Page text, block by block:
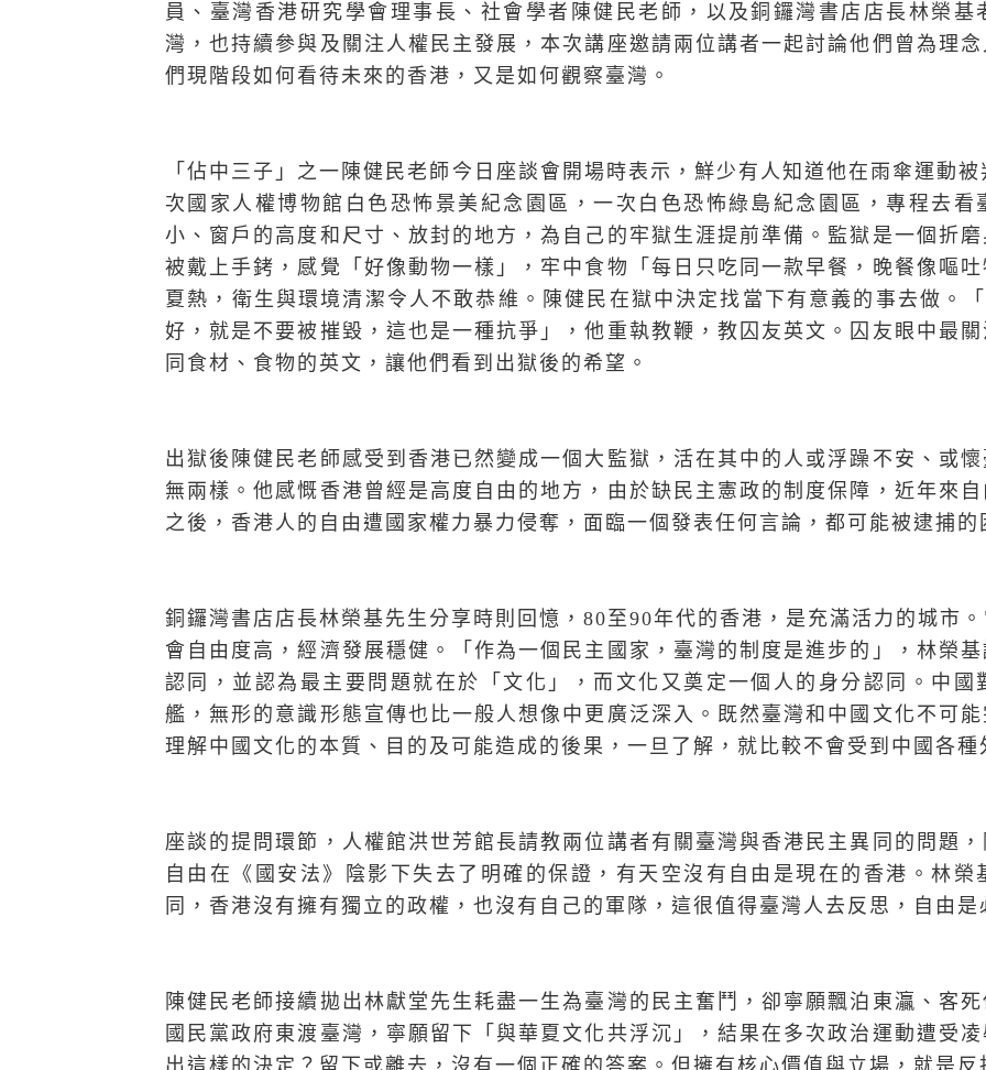
員、臺灣香港研究學會理事長、社會學者陳健民老師，以及銅鑼灣書店店長林榮
灣，也持續參與及關注人權民主發展，本次講座邀請兩位講者一起討論他們曾為理
們現階段如何看待未來的香港，又是如何觀察臺灣。
「佔中三子」之一陳健民老師今日座談會開場時表示，鮮少有人知道他在雨傘運動被
次國家人權博物館白色恐怖景美紀念園區，一次白色恐怖綠島紀念園區，專程去
小、窗戶的高度和尺寸、放封的地方，為自己的牢獄生涯提前準備。監獄是一個折
被戴上手銬，感覺「好像動物一樣」，牢中食物「每日只吃同一款早餐，晚餐像嘔
夏熱，衛生與環境清潔令人不敢恭維。陳健民在獄中決定找當下有意義的事去做。
好，就是不要被摧毀，這也是一種抗爭」，他重執教鞭，教囚友英文。囚友眼中最
同食材、食物的英文，讓他們看到出獄後的希望。
出獄後陳健民老師感受到香港已然變成一個大監獄，活在其中的人或浮躁不安、或
無兩樣。他感慨香港曾經是高度自由的地方，由於缺民主憲政的制度保障，近年來
之後，香港人的自由遭國家權力暴力侵奪，面臨一個發表任何言論，都可能被逮捕的
銅鑼灣書店店長林榮基先生分享時則回憶， 80至90年代的香港，是充滿活力的城市
會自由度高，經濟發展穩健。「作為一個民主國家，臺灣的制度是進步的」，林榮
認同，並認為最主要問題就在於「文化」，而文化又奠定一個人的身分認同。中
艦，無形的意識形態宣傳也比一般人想像中更廣泛深入。既然臺灣和中國文化不可
理解中國文化的本質、目的及可能造成的後果，一旦了解，就比較不會受到中國各
座談的提問環節，人權館洪世芳館長請教兩位講者有關臺灣與香港民主異同的問題
自由在《國安法》陰影下失去了明確的保證，有天空沒有自由是現在的香港。林
同，香港沒有擁有獨立的政權，也沒有自己的軍隊，這很值得臺灣人去反思，自由
陳健民老師接續拋出林獻堂先生耗盡一生為臺灣的民主奮鬥，卻寧願飄泊東灜、客
國民黨政府東渡臺灣，寧願留下「與華夏文化共浮沉」，結果在多次政治運動遭受
出這樣的決定？留下或離去，沒有一個正確的答案。但擁有核心價值與立場，就是